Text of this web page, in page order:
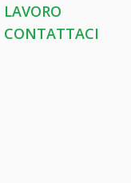
LAVORO
CONTATTACI